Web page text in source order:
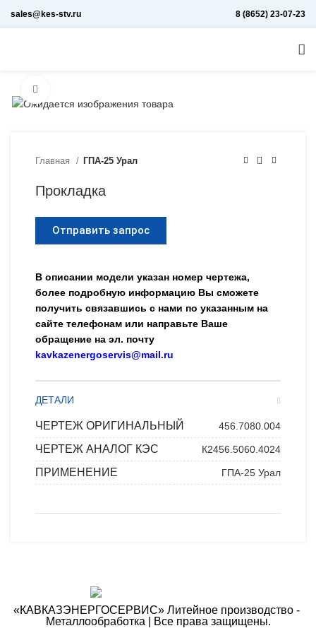
sales@kes-stv.ru 8 (8652) 23-07-23
Главная ГПА-25 Урал
Прокладка
Отправить запрос
В описании модели указан номер чертежа,
более подробную информацию Вы сможете
получить связавшись с нами по указанным на
сайте телефонам или направьте Ваше
обращение на эл. почту
kavkazenergoservis@mail.ru
ДЕТАЛИ
ЧЕРТЕЖ ОРИГИНАЛЬНЫЙ 456.7080.004
ЧЕРТЕЖ АНАЛОГ КЭС К2456.5060.4024
ПРИМЕНЕНИЕ ГПА-25 Урал
«КАВКАЗЭНЕРГОСЕРВИС» ​Литейное производство - ​
Металлообработка | Все права защищены.